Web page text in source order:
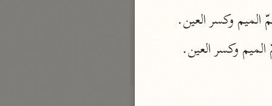
نحو ١٣ مجلدًا
تفسير القرآن العظيم مسندًا
ابن أبي حاتم الرازي (٣٢٧ هـ)
وكسر العين.